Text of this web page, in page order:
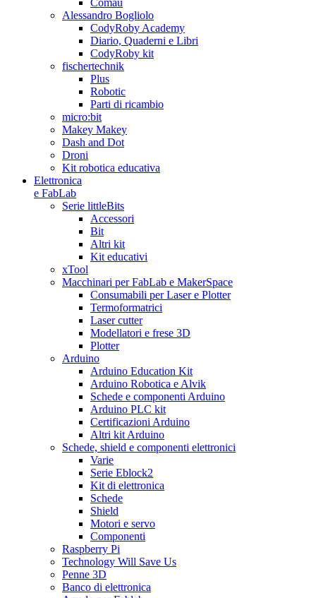
Alessandro Bogliolo
CodyRoby Academy
Diario, Quaderni e Libri
CodyRoby kit
fischertechnik
Plus
Robotic
Parti di ricambio
micro:bit
Makey Makey
Dash and Dot
Droni
Kit robotica educativa
Elettronica
e FabLab
Serie littleBits
Accessori
Bit
Altri kit
Kit educativi
xTool
Macchinari per FabLab e MakerSpace
Consumabili per Laser e Plotter
Termoformatrici
Laser cutter
Modellatori e frese 3D
Plotter
Arduino
Arduino Education Kit
Arduino Robotica e Alvik
Schede e componenti Arduino
Arduino PLC kit
Certificazioni Arduino
Altri kit Arduino
Schede, shield e componenti elettronici
Varie
Serie Eblock2
Kit di elettronica
Schede
Shield
Motori e servo
Componenti
Raspberry Pi
Technology Will Save Us
Penne 3D
Banco di elettronica